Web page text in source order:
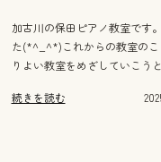
加古川の保田ピアノ教室です
た(*^_^*)これからの教室のこ
りよい教室をめざしていこう
続きを読む